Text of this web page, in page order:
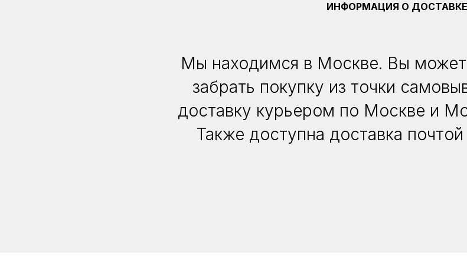
ИНФОРМАЦИЯ О ДОСТАВКЕ
Мы находимся в Москве. Вы
забрать покупку из точки
доставку курьером по Москве и
Также доступна доставка